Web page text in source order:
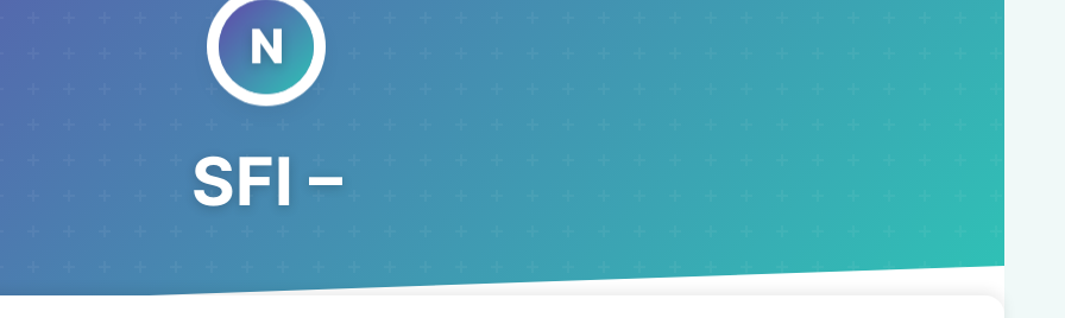
SFI –